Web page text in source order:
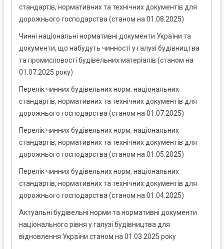
стандартів, нормативних та технічних документів для
дорожнього господарства (станом на 01.08.2025)
Чинні національні нормативні документи України та
документи, що набудуть чинності у галузі будівництва
та промисловості будівельних матеріалів (станом на
01.07.2025 року)
Перелік чинних будівельних норм, національних
стандартів, нормативних та технічних документів для
дорожнього господарства (станом на 01.07.2025)
Перелік чинних будівельних норм, національних
стандартів, нормативних та технічних документів для
дорожнього господарства (станом на 01.05.2025)
Перелік чинних будівельних норм, національних
стандартів, нормативних та технічних документів для
дорожнього господарства (станом на 01.04.2025)
Актуальні будівельні норми та нормативні документи
національного рівня у галузі будівництва для
відновлення України станом на 01.03.2025 року